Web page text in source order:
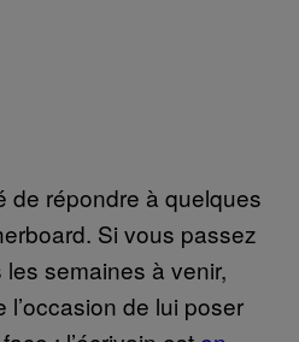
de répondre à quelques
Si vous passez
semaines à venir,
de lui poser